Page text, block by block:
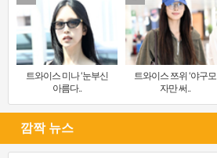
트와이스 미나 ‘눈부신
아름다..
트와이스 쯔위 ‘야구모
자만 써..
깜짝 뉴스